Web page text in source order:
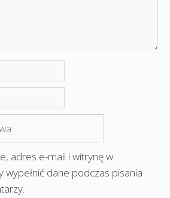
adres e-mail i witrynę w
wypełnić dane podczas pisania